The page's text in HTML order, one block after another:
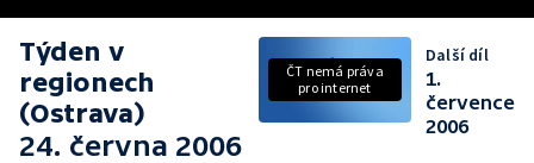
Týden v
regionech
(Ostrava)
24. června 2006
ČT nemá práva
pro internet
Další díl
1.
července
2006